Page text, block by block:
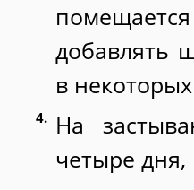
добавлять
в
На
четыре дня,